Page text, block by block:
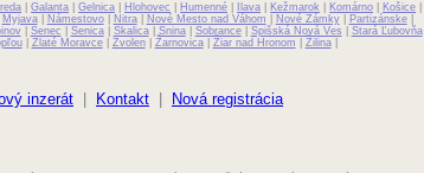
|Galanta |Gelnica Hlohovec Humenné Ilava Kežmarok Komárno Košice
Myjava| Námestovo| Nitra| Nové Mesto nad Váhom Nové Zámky| Partizánske|
| Senec Senica| Skalica| Snina| Sobrance| Spišská Nová Ves Stará Ľubovňa|
| Zlaté Moravce| Zvolen| Žarnovica| Žiar nad Hronom Žilina|
inzerát Kontakt Nová registrácia